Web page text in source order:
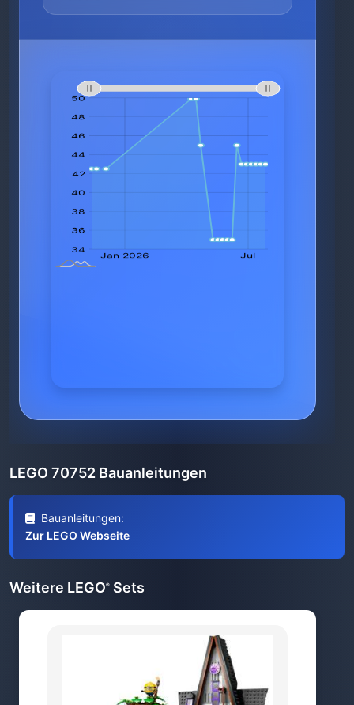
LEGO 70752 Bauanleitungen
Bauanleitungen:
Zur LEGO Webseite
Weitere LEGO® Sets